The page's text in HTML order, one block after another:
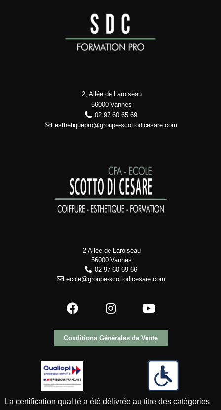
2, Allée de Laroiseau
56000 Vannes
02 97 60 65 69
esthetiquepro@groupe-scottodicesare.com
2 Allée de Laroiseau
56000 Vannes
02 97 60 69 66
ecole@groupe-scottodicesare.com
Conditions Générales de Vente
La certification qualité a été délivrée au titre des catégories